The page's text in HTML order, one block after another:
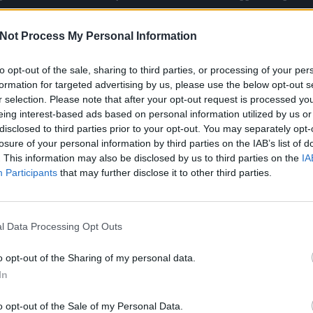
Process My Personal Information
opt-out of the sale, sharing to third parties, or processing of your
for targeted advertising by us, please use the below opt-out
selection. Please note that after your opt-out request is processed
interest-based ads based on personal information utilized by us
to third parties prior to your opt-out. You may separately
of your personal information by third parties on the IAB’s list of
This information may also be disclosed by us to third parties on the
Participants that may further disclose it to other third parties.
Data Processing Opt Outs
opt-out of the Sharing of my personal data.
opt-out of the Sale of my Personal Data.
egyetemista már régóta foglalkozik az időutazás gondolatával.
dimenziókban utazni. Házuk pincéjében jó néhány kísérletet
látogatja az egyetem fizika tanszékét, ahol Arturo
is. Egy véletlen baleset következtében azonban hirtelen
vannak, ahol minden ijesztően más. A világok közti csúszás
máskor olyanba, ahol vírusos betegségek burjánzanak, vagy
Tetszett a sorozat? Oszd meg: Viber
Pinterest
X
Facebook